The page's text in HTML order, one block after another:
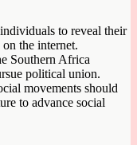
to reveal their
the internet.
Southern Africa
political union.
movements should
to advance social